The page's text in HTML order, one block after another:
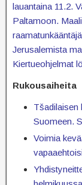
lauantaina 11.2.
Paltamoon.
Jerusalemista
Kiertueohjelmat
Rukousaiheita
Tšadilaisen
Suomeen.
Voimia